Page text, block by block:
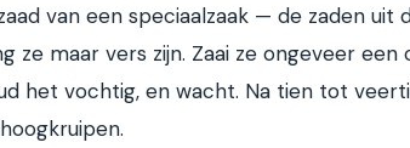
van een speciaalzaak — de zaden uit
ze maar vers zijn. Zaai ze ongeveer
het vochtig, en wacht. Na tien tot